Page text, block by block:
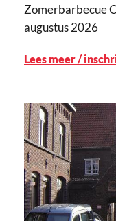
Zomerbarbecue
augustus 2026
Lees meer /